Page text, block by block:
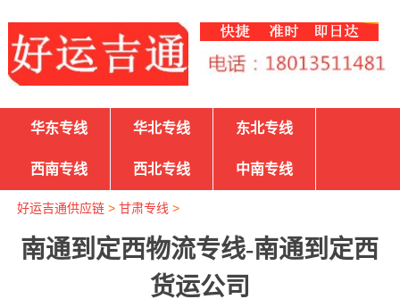
华东专线 华北专线 东北专线
西南专线 西北专线 中南专线
好运吉通供应链> 甘肃专线 >
南通到定西物流专线-南通到定西
货运公司